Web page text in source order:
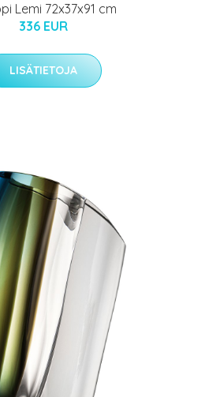
Lemi 72x37x91 cm
336 EUR
LISÄTIETOJA